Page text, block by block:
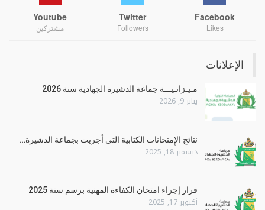
Facebook
Likes
Twitter
Followers
Youtube
مشتركين
الإعلانات
مـيـزانـيـــة جماعة الدشيرة الجهادية سنة 2026
يناير 9, 2026
نتائج الإِمتحانات الكتابية التي أجريت بجماعة الدشيرة…
ديسمبر 18, 2025
قرار إجراء امتحان الكفاءة المهنية برسم سنة 2025
أكتوبر 17, 2025